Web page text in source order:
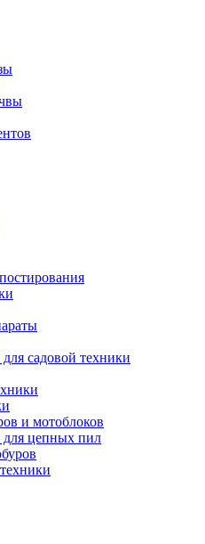
садовой техники
и мотоблоков
цепных пил